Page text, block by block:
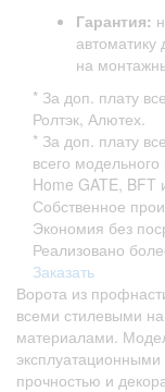
Гарантия:
автоматику
на
* За доп. плату
Ролтэк, Алютех.
* За доп. плату
всего
Home GATE, BFT
Собственное
Экономия без
Реализовано
Заказать
Ворота из
всеми стилевыми
материалами.
эксплуатационными
прочностью и